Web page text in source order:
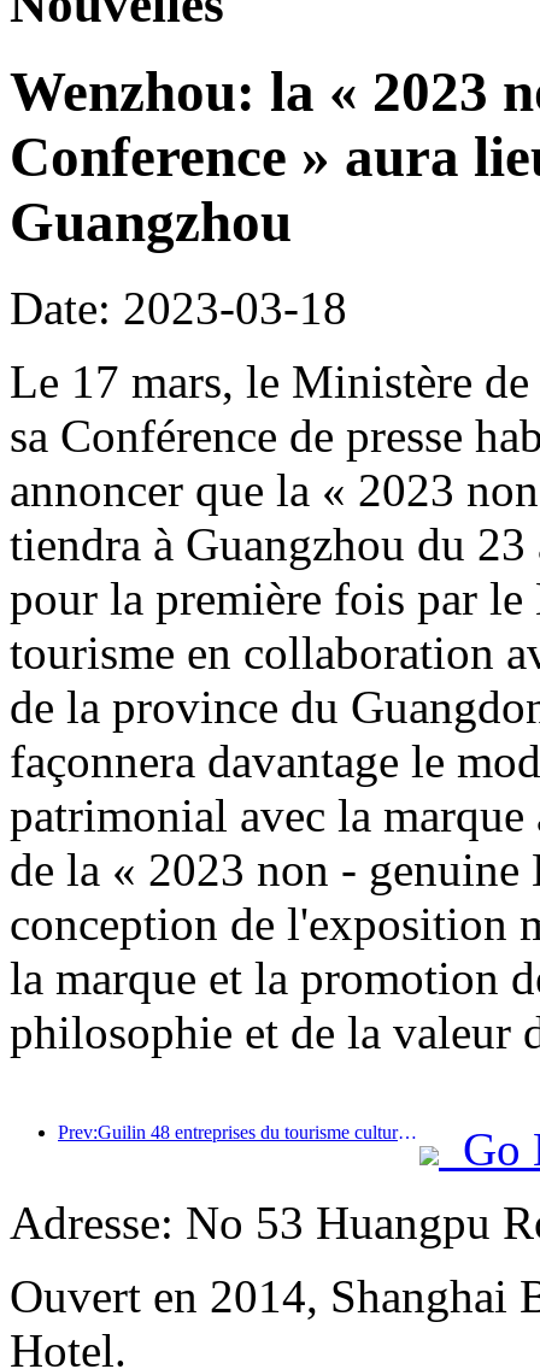
Wenzhou: la « 2023
Conference » aura
Guangzhou
Date: 2023-03-18
Le 17 mars, le Ministère
sa Conférence de presse
annoncer que la « 2023
tiendra à Guangzhou du
pour la première fois par
tourisme en collaboration
de la province du
façonnera davantage le
patrimonial avec la
de la « 2023 non - genuine
conception de l'exposition
la marque et la promotion
philosophie et de la valeur
Prev:Guilin 48 entreprises du tourisme culturel s'engagent à '30 jours pour que les touristes fassent leurs achats sans raison de les retourner'
Go
Adresse: No 53 Huangpu
Ouvert en 2014, Shanghai
Hotel.